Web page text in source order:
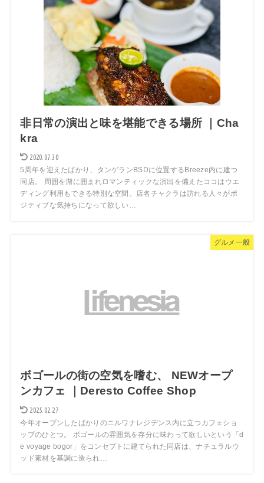
非日常の演出と味を堪能できる場所 ｜Cha
kra
2020.07.30
5周年を迎えたばかり、タンゲランBSDに位置するBreeze内に建つ
同店。 周囲を湖に囲まれロマンティックな演出を備えたココはウエ
ディング利用もできる特別な空間。店名チャクラは訪れる人々がポ
ジティブな気持ちになって欲しい…
グルメ一般
ボゴールの街の空気を嗜む、 NEWオープ
ンカフェ ｜Deresto Coffee Shop
2025.02.27
今年オープンしたばかりのニルワナレジデンス内に立つカフェショ
ップのひとつ。 ボゴールの雰囲気を存分に味わって欲しいという「d
e voyage bogor」をコンセプトに建てられた同店は、ナチュラルウ
ッド素材を基調に造られ…